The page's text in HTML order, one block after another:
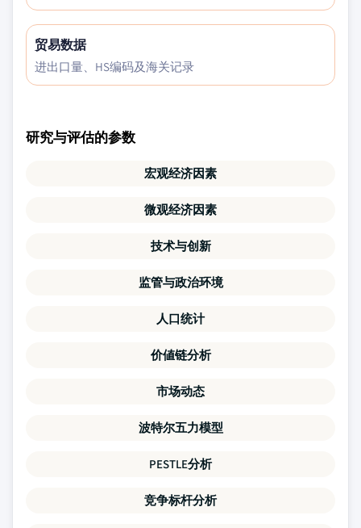
贸易数据
进出口量、HS编码及海关记录
研究与评估的参数
宏观经济因素
微观经济因素
技术与创新
监管与政治环境
人口统计
价値链分析
市场动态
波特尔五力模型
PESTLE分析
竞争标杆分析